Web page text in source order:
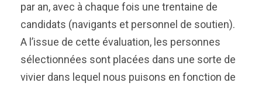
par an, avec à chaque fois une trentaine de
candidats (navigants et personnel de soutien).
A l’issue de cette évaluation, les personnes
sélectionnées sont placées dans une sorte de
vivier dans lequel nous puisons en fonction de